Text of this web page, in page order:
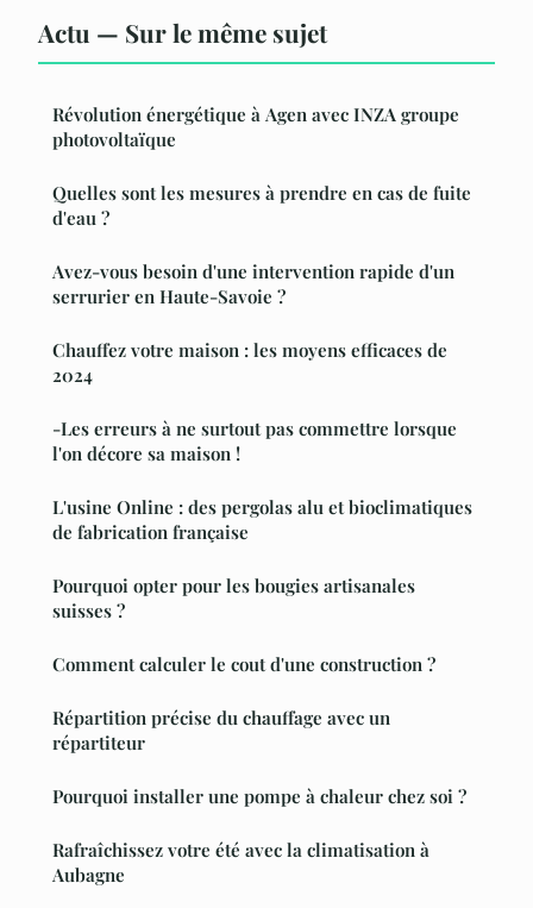
Actu — Sur le même sujet
Révolution énergétique à Agen avec INZA groupe
photovoltaïque
Quelles sont les mesures à prendre en cas de fuite
d'eau ?
Avez-vous besoin d'une intervention rapide d'un
serrurier en Haute-Savoie ?
Chauffez votre maison : les moyens efficaces de
2024
-Les erreurs à ne surtout pas commettre lorsque
l'on décore sa maison !
L'usine Online : des pergolas alu et bioclimatiques
de fabrication française
Pourquoi opter pour les bougies artisanales
suisses ?
Comment calculer le cout d'une construction ?
Répartition précise du chauffage avec un
répartiteur
Pourquoi installer une pompe à chaleur chez soi ?
Rafraîchissez votre été avec la climatisation à
Aubagne